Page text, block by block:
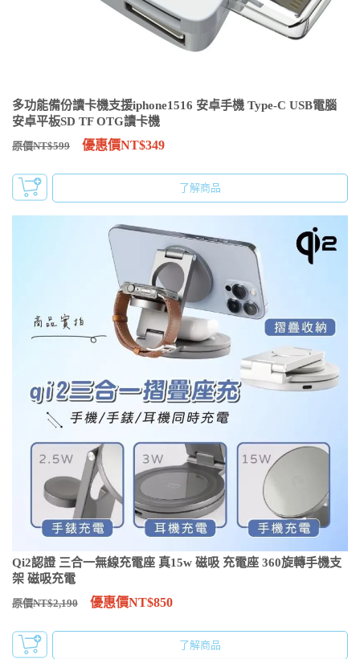
多功能備份讀卡機支援iphone1516 安卓手機 Type-C USB電腦
安卓平板SD TF OTG讀卡機
原價NT$599 優惠價NT$349
了解商品
Qi2認證 三合一無線充電座 真15w 磁吸 充電座 360旋轉手機支
架 磁吸充電
原價NT$2,190 優惠價NT$850
了解商品